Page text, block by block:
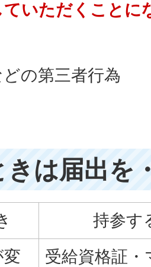
いただくことに
どの第三者行為
きは届出を
持参す
変
受給資格証